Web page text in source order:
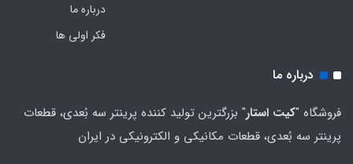
درباره ما
فکر اولی ها
درباره ما
فروشگاه "کیت استار" بزرگترین تولید کننده پرینتر سه بُعدی، قطعات
پرینتر سه بُعدی، قطعات مکانیکی و الکترونیکی در ایران